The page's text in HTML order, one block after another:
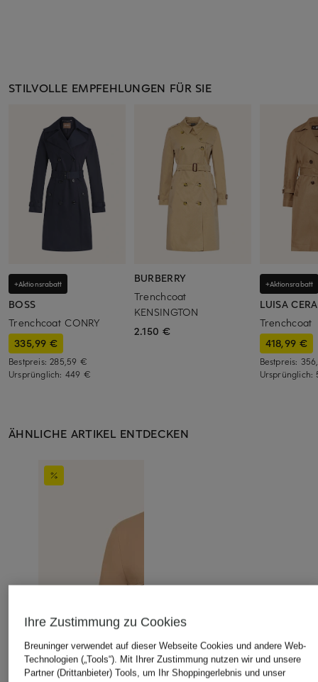
STILVOLLE EMPFEHLUNGEN FÜR SIE
+Aktionsrabatt
BOSS
Trenchcoat CONRY
335,99 €
Bestpreis:285,59 €
Ursprünglich: 449 €
BURBERRY
Trenchcoat
KENSINGTON
2.150 €
+Aktionsrabatt
LUISA
Trenchcoat
418,99 €
Bestpreis:
Ursprünglich:
ÄHNLICHE ARTIKEL ENTDECKEN
Ihre Zustimmung zu Cookies
Breuninger verwendet auf dieser Webseite Cookies und andere Web-
Technologien („Tools“). Mit Ihrer Zustimmung nutzen wir und unsere
Partner (Drittanbieter) Tools, um Ihr Shoppingerlebnis und unser